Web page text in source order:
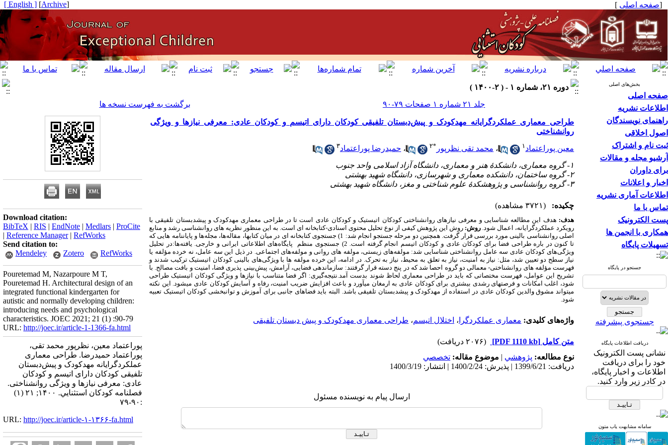
[صفحه اصلی ]
[
Archive
]
[ English ]
بخش‌های اصلی
صفحه اصلی
اطلاعات نشریه
راهنمای نویسندگان
اصول اخلاقی
ثبت نام و اشتراک
آرشیو مجله و مقالات
برای داوران
اخبار و اعلانات
اطلاعات آماری نشریه
تماس با ما
پست الکترونیک
همکاری با انجمن ها
تسهیلات پایگاه
جستجو در پایگاه
جستجوی پیشرفته
دریافت اطلاعات پایگاه
نشانی پست الکترونیک
خود را برای دریافت
اطلاعات و اخبار پایگاه،
در کادر زیر وارد کنید.
سامانه مشابهت یاب متون
دوره ۲۱، شماره ۱ - ( ۲-۱۴۰۰ )
جلد ۲۱ شماره ۱ صفحات ۷۹-۹۰
برگشت به فهرست نسخه ها
طراحی معماری عملکردگرایانه مهدکودک و پیش‌دبستان تلفیقی کودکان دارای اتیسم و کودکان عادی: معرفی نیازها و ویژگی
روانشناختی
معین پوراعتماد ۱ ، محمد تقی نظرپور *۲ ، حمیدرضا پوراعتماد۳
۱- گروه معماری، دانشکدۀ هنر و معماری، دانشگاه آزاد اسلامی واحد جنوب
۲- گروه ساختمان، دانشکده معماری و شهرسازی، دانشگاه شهید بهشتی
۳- گروه روانشناسی و پژوهشکدۀ علوم شناختی و مغز، دانشگاه شهید بهشتی
چکیده: (۳۷۲۱ مشاهده)
هدف: هدف این مطالعه شناسایی و معرفی نیازهای روانشناختی کودکان اتیستیک و کودکان عادی است تا در طراحی معماری مهدکودک و پیش­دبستان تلفیقی با
رویکرد عملکردگرایانه، اعمال شود. روش: روش این پژوهش کیفی از نوع تحلیل محتوی اسنادی-کتابخانه ­ای است. به این منظور نظریه ­های روانشناسی رشد و منابع
اصلی روانشناسی بالینی مورد بررسی قرار گرفت. همچنین دو مرحله جستجو انجام شد: 1) جستجوی کتابخانه­ ای در میان کتاب­ها، مقاله‌ها، مجله‌ها و پایان­نامه­ هایی که
تا کنون در باره طراحی فضا برای کودکان عادی و کودکان اتیسم انجام گرفته است. 2) جستجوی منظم پایگاه
های اطلاعاتی ایرانی و خارجی. یافته‌ها:در تحلیل
ویژگی‌های کودکان عادی سه عامل روانشناختی شناسایی شد: مولفه‌های زیستی، مولفه های روانی و مولفه‌های اجتماعی. در ذیل این سه عامل، نه خرده مؤلفه یا
نیاز سطح دو تعیین شد، مثل: نیاز به امنیت، نیاز به تعلق به محیط، نیاز به تحرک. در ادامه، این خرده مولفه ها با ویژگی‌های بالینی کودکان اتیستیک ترکیب شدند و
فهرست مؤلفه های روانشناختی- معمالی دو گروه احصا شد که در پنج دسته قرار گرفتند: سازماندهی فضایی، آرامش، پیش‌بینی پذیری فضا، امنیت و بافت مصالح. با
تشریح این عوامل، فهرست مختصاتی که باید در طراحی معماری لحاظ شوند بدست آمد.نتیجه‌گیری: اگر فضا متناسب با نیازها و ویژگی کودکان اتیستیک طراحی
شود، اغلب امکانات و فرصت­های رشدی بیشتری برای کودکان عادی به ارمغان می­آورد و باعث افزایش ضریب امنیت، رفاه و آسایش کودکان عادی می­شود. این نکته
می­تواند مشوق والدین کودکان عادی در استفاده از مهدکودک و پیش­دبستان تلفیقی باشد. البته باید فضاهای جانبی برای آموزش و توانبخشی کودکان اتیستیک تعبیه
شود.
واژه‌های کلیدی: معماری عملکردگرا ، اختلال اتیسم، طراحی معماری مهدکودک و پیش دبستان تلفیقی
متن کامل [PDF 1110 kb]
(۲۰۷۶ دریافت)
نوع مطالعه: پژوهشي | موضوع مقاله: تخصصي
دریافت: 1399/6/21 | پذیرش: 1400/2/24 | انتشار: 1400/3/19
ارسال پیام به نویسنده مسئول
Download citation:
BibTeX | RIS | EndNote | Medlars | ProCite
| Reference Manager| RefWorks
Send citation to:
Mendeley
Zotero RefWorks
Pouretemad M, Nazarpoure M T,
Pouretemad H. Architectural design of an
integrated functional kindergarten for
autistic and normally developing children:
introducing needs and psychological
characteristics. JOEC 2021; 21 (1) :90-79
URL: http://joec.ir/article-1-1366-fa.html
پوراعتماد معین، نظرپور محمد تقی،
پوراعتماد حمیدرضا. طراحی معماری
عملکردگرایانه مهدکودک و پیش‌دبستان
تلفیقی کودکان دارای اتیسم و کودکان
عادی: معرفی نیازها و ویژگی روانشناختی.
فصلنامه كودكان استثنايي. ۱۴۰۰; ۲۱ (۱)
:۹۰-۷۹
URL: http://joec.ir/article-۱-۱۳۶۶-fa.html